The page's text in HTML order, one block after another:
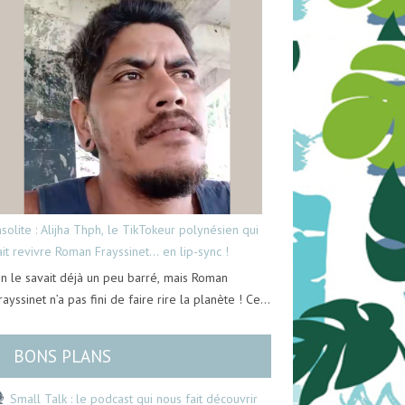
: Alijha Thph, le TikTokeur polynésien qui
revivre Roman Frayssinet… en lip-sync !
le savait déjà un peu barré, mais Roman
n’a pas fini de faire rire la planète ! Ce…
BONS PLANS
Small Talk : le podcast qui nous fait découvrir